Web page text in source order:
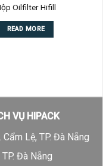
Oilfilter Hifill
READ MORE
VỤ HIPACK
Cẩm Lệ, TP. Đà Nẵng
Đà Nẵng